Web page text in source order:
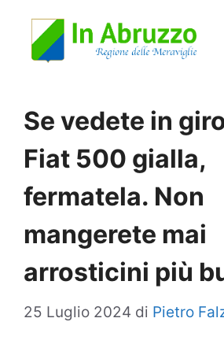
Se vedete in
Fiat 500 gialla,
fermatela. Non
mangerete mai
arrosticini più
25 Luglio 2024 di Pietro